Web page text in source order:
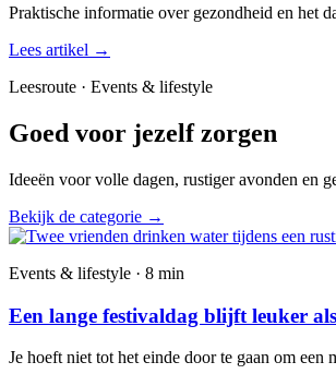
Praktische informatie over gezondheid en het
Lees artikel →
Leesroute · Events & lifestyle
Goed voor jezelf zorgen
Ideeën voor volle dagen, rustiger avonden en
Bekijk de categorie →
Events & lifestyle · 8 min
Een lange festivaldag blijft leuker
Je hoeft niet tot het einde door te gaan om